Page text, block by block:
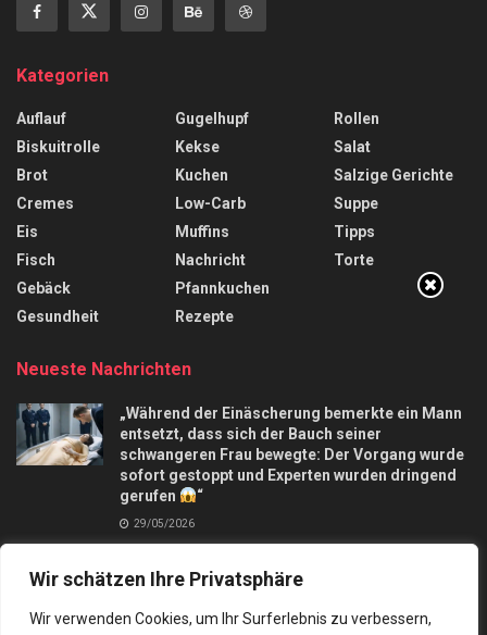
Wir schätzen Ihre Privatsphäre
Wir verwenden Cookies, um Ihr Surferlebnis zu verbessern,
Kategorien
Auflauf
Biskuitrolle
Brot
Cremes
Eis
Fisch
Gebäck
Gesundheit
Gugelhupf
Kekse
Kuchen
Low-Carb
Muffins
Nachricht
Pfannkuchen
Rezepte
Rollen
Salat
Salzige Gerichte
Suppe
Tipps
Torte
Neueste Nachrichten
„Während der Einäscherung bemerkte ein Mann
entsetzt, dass sich der Bauch seiner
schwangeren Frau bewegte: Der Vorgang wurde
sofort gestoppt und Experten wurden dringend
gerufen
“
29/05/2026
Apfelkuchen mit nur 3 Äpfel und in 10 Minuten,
macht mich verrückt
28/09/2025